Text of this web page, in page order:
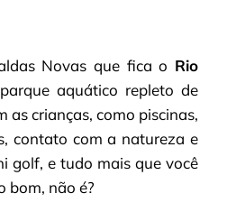
Novas que fica o Rio
aquático repleto de
as crianças, como piscinas,
contato com a natureza e
golf, e tudo mais que você
bom, não é?